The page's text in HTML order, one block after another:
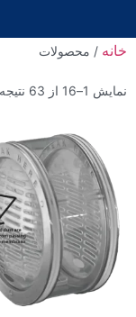
خانه / محصولات
نمایش 1–16 از 63 نتیجه